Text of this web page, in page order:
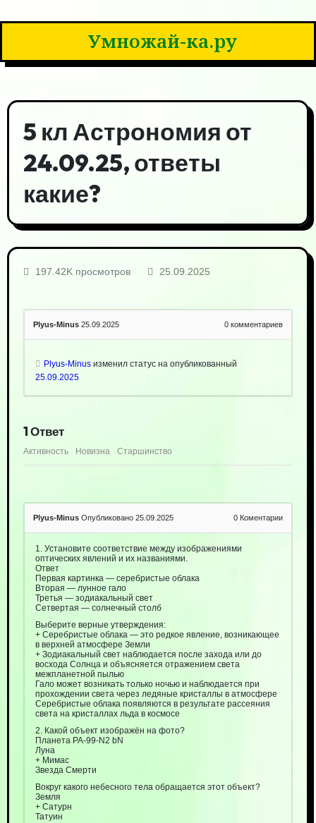
Умножай-ка.ру
5 кл Астрономия от
24.09.25, ответы
какие?
197.42K просмотров 25.09.2025
Plyus-Minus 25.09.2025 0 комментариев
Plyus-Minusизменил статус на опубликованный
25.09.2025
1Ответ
Активность Новизна Старшинство
Plyus-Minus Опубликовано 25.09.2025 0 Коментарии
1. Установите соответствие между изображениями
оптических явлений и их названиями.
Ответ
Первая картинка — серебристые облака
Вторая — лунное гало
Третья — зодиакальный свет
Сетвертая — солнечный столб
Выберите верные утверждения:
+ Серебристые облака — это редкое явление, возникающее
в верхней атмосфере Земли
+ Зодиакальный свет наблюдается после захода или до
восхода Солнца и объясняется отражением света
межпланетной пылью
Гало может возникать только ночью и наблюдается при
прохождении света через ледяные кристаллы в атмосфере
Серебристые облака появляются в результате рассеяния
света на кристаллах льда в космосе
2. Какой объект изображён на фото?
Планета PA-99-N2 bN
Луна
+ Мимас
Звезда Смерти
Вокруг какого небесного тела обращается этот объект?
Земля
+ Сатурн
Татуин